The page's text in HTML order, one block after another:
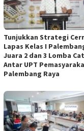
Tunjukkan Strategi
Lapas Kelas I
Juara 2 dan 3 Lomba
Antar UPT
Palembang Raya